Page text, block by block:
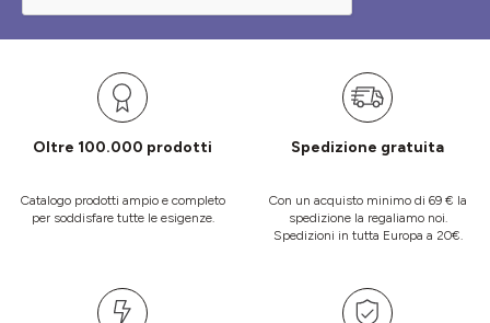
Oltre 100.000 prodotti
Catalogo prodotti ampio e completo
per soddisfare tutte le esigenze.
Spedizione gratuita
Con un acquisto minimo di 69 € la
spedizione la regaliamo noi.
Spedizioni in tutta Europa a 20€.